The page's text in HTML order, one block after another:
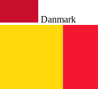
Danmark